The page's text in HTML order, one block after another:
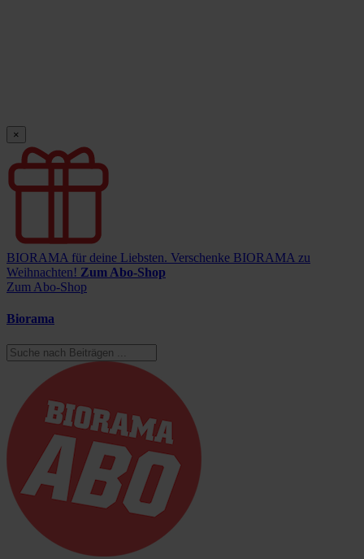
×
BIORAMA für deine Liebsten. Verschenke BIORAMA zu
Weihnachten! Zum Abo-Shop
Zum Abo-Shop
Biorama